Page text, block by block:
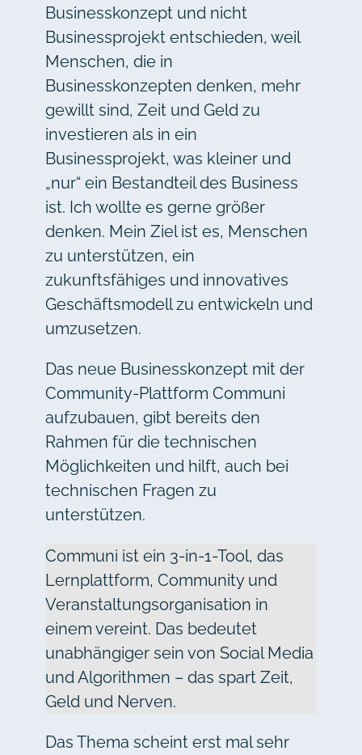
Businesskonzept und nicht
Businessprojekt entschieden, weil
Menschen, die in
Businesskonzepten denken, mehr
gewillt sind, Zeit und Geld zu
investieren als in ein
Businessprojekt, was kleiner und
„nur“ ein Bestandteil des Business
ist. Ich wollte es gerne größer
denken. Mein Ziel ist es, Menschen
zu unterstützen, ein
zukunftsfähiges und innovatives
Geschäftsmodell zu entwickeln und
umzusetzen.
Das neue Businesskonzept mit der
Community-Plattform Communi
aufzubauen, gibt bereits den
Rahmen für die technischen
Möglichkeiten und hilft, auch bei
technischen Fragen zu
unterstützen.
Communi ist ein 3-in-1-Tool, das
Lernplattform, Community und
Veranstaltungsorganisation in
einem vereint. Das bedeutet
unabhängiger sein von Social Media
und Algorithmen – das spart Zeit,
Geld und Nerven.
Das Thema scheint erst mal sehr